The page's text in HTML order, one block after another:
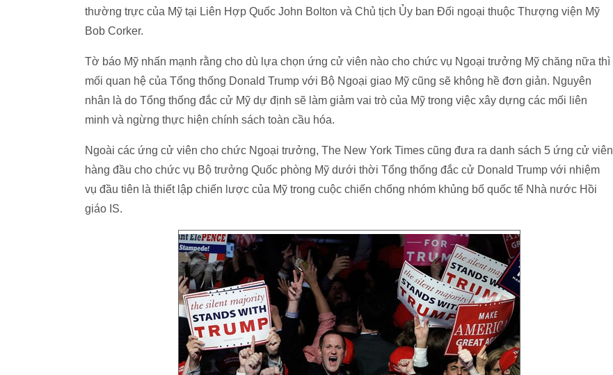
thường trực của Mỹ tại Liên Hợp Quốc John Bolton và Chủ tịch Ủy ban Đối ngoại thuộc Thượng viện Mỹ
Bob Corker.
Tờ báo Mỹ nhấn mạnh rằng cho dù lựa chọn ứng cử viên nào cho chức vụ Ngoại trưởng Mỹ chăng nữa thì
mối quan hệ của Tổng thống Donald Trump với Bộ Ngoại giao Mỹ cũng sẽ không hề đơn giản. Nguyên
nhân là do Tổng thống đắc cử Mỹ dự định sẽ làm giảm vai trò của Mỹ trong việc xây dựng các mối liên
minh và ngừng thực hiện chính sách toàn cầu hóa.
Ngoài các ứng cử viên cho chức Ngoại trưởng, The New York Times cũng đưa ra danh sách 5 ứng cử viên
hàng đầu cho chức vụ Bộ trưởng Quốc phòng Mỹ dưới thời Tổng thống đắc cử Donald Trump với nhiệm
vụ đầu tiên là thiết lập chiến lược của Mỹ trong cuộc chiến chống nhóm khủng bố quốc tế Nhà nước Hồi
giáo IS.